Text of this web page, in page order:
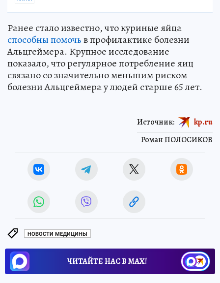
Ранее стало известно, что куриные яйца
способны помочьв профилактике болезни
Альцгеймера. Крупное исследование
показало, что регулярное потребление яиц
связано со значительно меньшим риском
болезни Альцгеймера у людей старше 65 лет.
Роман ПОЛОСИКОВ
Источник: kp.ru
НОВОСТИ МЕДИЦИНЫ
ЧИТАЙТЕ НАС В МАХ!